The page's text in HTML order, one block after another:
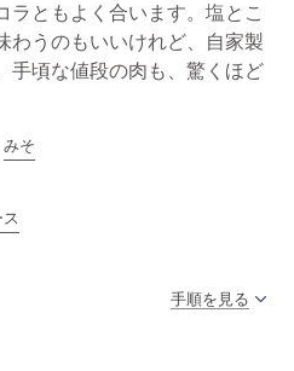
ラともよく合います。塩とこ
わうのもいいけれど、自家製
手頃な値段の肉も、驚くほど
みそ
手順を見る